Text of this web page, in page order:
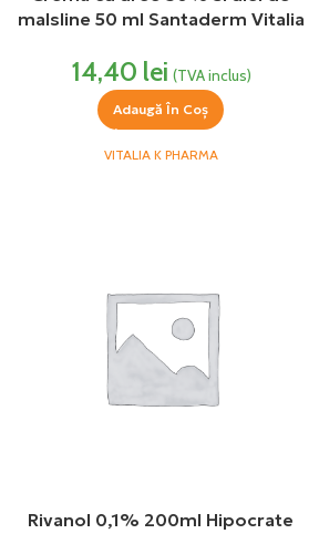
malsline 50 ml Santaderm Vitalia
14,40 lei (TVA inclus)
Adaugă În Coș
VITALIA K PHARMA
Rivanol 0,1% 200ml Hipocrate